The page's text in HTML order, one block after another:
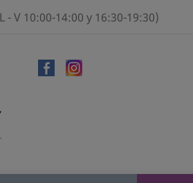
- V 10:00-14:00 y 16:30-19:30)